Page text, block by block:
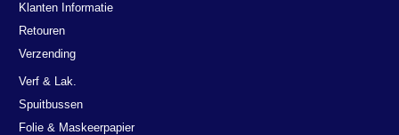
Klanten Informatie
Retouren
Verzending
Verf & Lak.
Spuitbussen
Folie & Maskeerpapier